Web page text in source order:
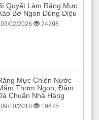
Quyết Làm Răng Mực
Bơ Ngon Đúng Điệu
03/02/2026 24298
Mực Chiên Nước
Thơm Ngon, Đậm
Chuẩn Nhà Hàng
09/10/2018 19675